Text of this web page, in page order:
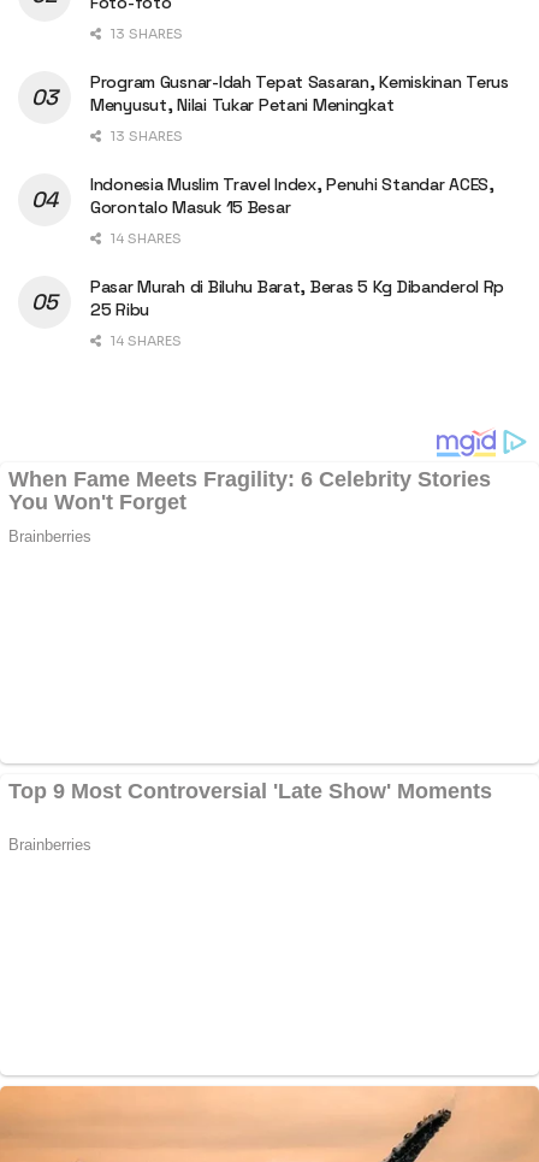
13 SHARES
Program Gusnar-Idah Tepat Sasaran, Kemiskinan Terus
Menyusut, Nilai Tukar Petani Meningkat
13 SHARES
Indonesia Muslim Travel Index, Penuhi Standar ACES,
Gorontalo Masuk 15 Besar
14 SHARES
Pasar Murah di Biluhu Barat, Beras 5 Kg Dibanderol Rp
25 Ribu
14 SHARES